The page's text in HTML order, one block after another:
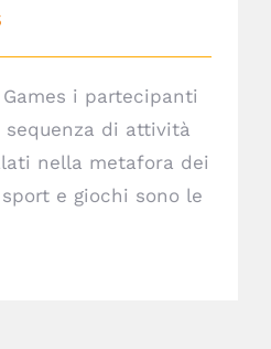
i partecipanti
di attività
nella metafora dei
e giochi sono le